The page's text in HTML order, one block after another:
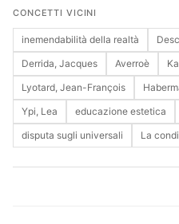
CONCETTI VICINI
inemendabilità della realtà
Derrida, Jacques
Averroè
Lyotard, Jean-François
Ypi, Lea
educazione estetica
disputa sugli universali
La